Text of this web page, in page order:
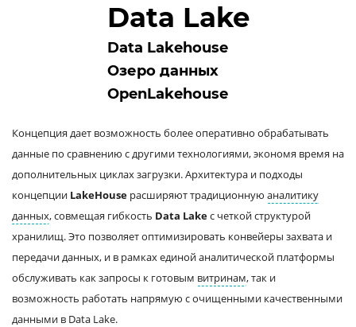
Data Lake
Data Lakehouse
Озеро данных
OpenLakehouse
Концепция дает возможность более оперативно обрабатывать
данные по сравнению с другими технологиями, экономя время на
дополнительных циклах загрузки. Архитектура и подходы
концепции LakeHouse расширяют традиционную аналитику
данных, совмещая гибкость Data Lakeс четкой структурой
хранилищ. Это позволяет оптимизировать конвейеры захвата и
передачи данных, и в рамках единой аналитической платформы
обслуживать как запросы к готовым витринам, так и
возможность работать напрямую с очищенными качественными
данными в Data Lake.